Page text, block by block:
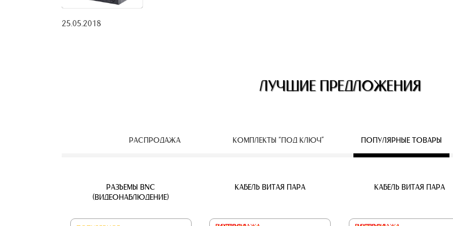
25.05.2018
ЛУЧШИЕ ПРЕДЛОЖЕНИЯ
РАСПРОДАЖА КОМПЛЕКТЫ “ПОД КЛЮЧ” ПОПУЛЯРНЫЕ ТОВАРЫ
УЛИЧНЫЕ IP КАМЕРЫ БЕСПРОВОДНЫЕ IP КАМЕРЫ КАБЕЛЬ ВИТАЯ ПАРА
РАЗЪЕМЫ BNC
(ВИДЕОНАБЛЮДЕНИЕ)
КАБЕЛЬ ВИТАЯ ПАРА КАБЕЛЬ ВИТАЯ ПАРА
КАБЕЛЬ ВИТАЯ ПАРА КАБЕЛЬ ВИТАЯ ПАРА КАБЕЛЬ ВИТАЯ ПАРА